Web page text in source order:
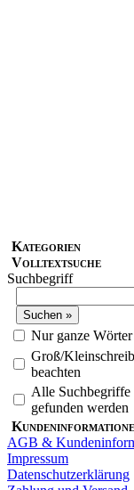
Kategorien
Volltextsuche
Suchbegriff
Nur ganze Wörter
Groß/
beachten
Alle Suchbegriffe
gefunden werden
AGB &
Impressum
Datenschutzerklärung